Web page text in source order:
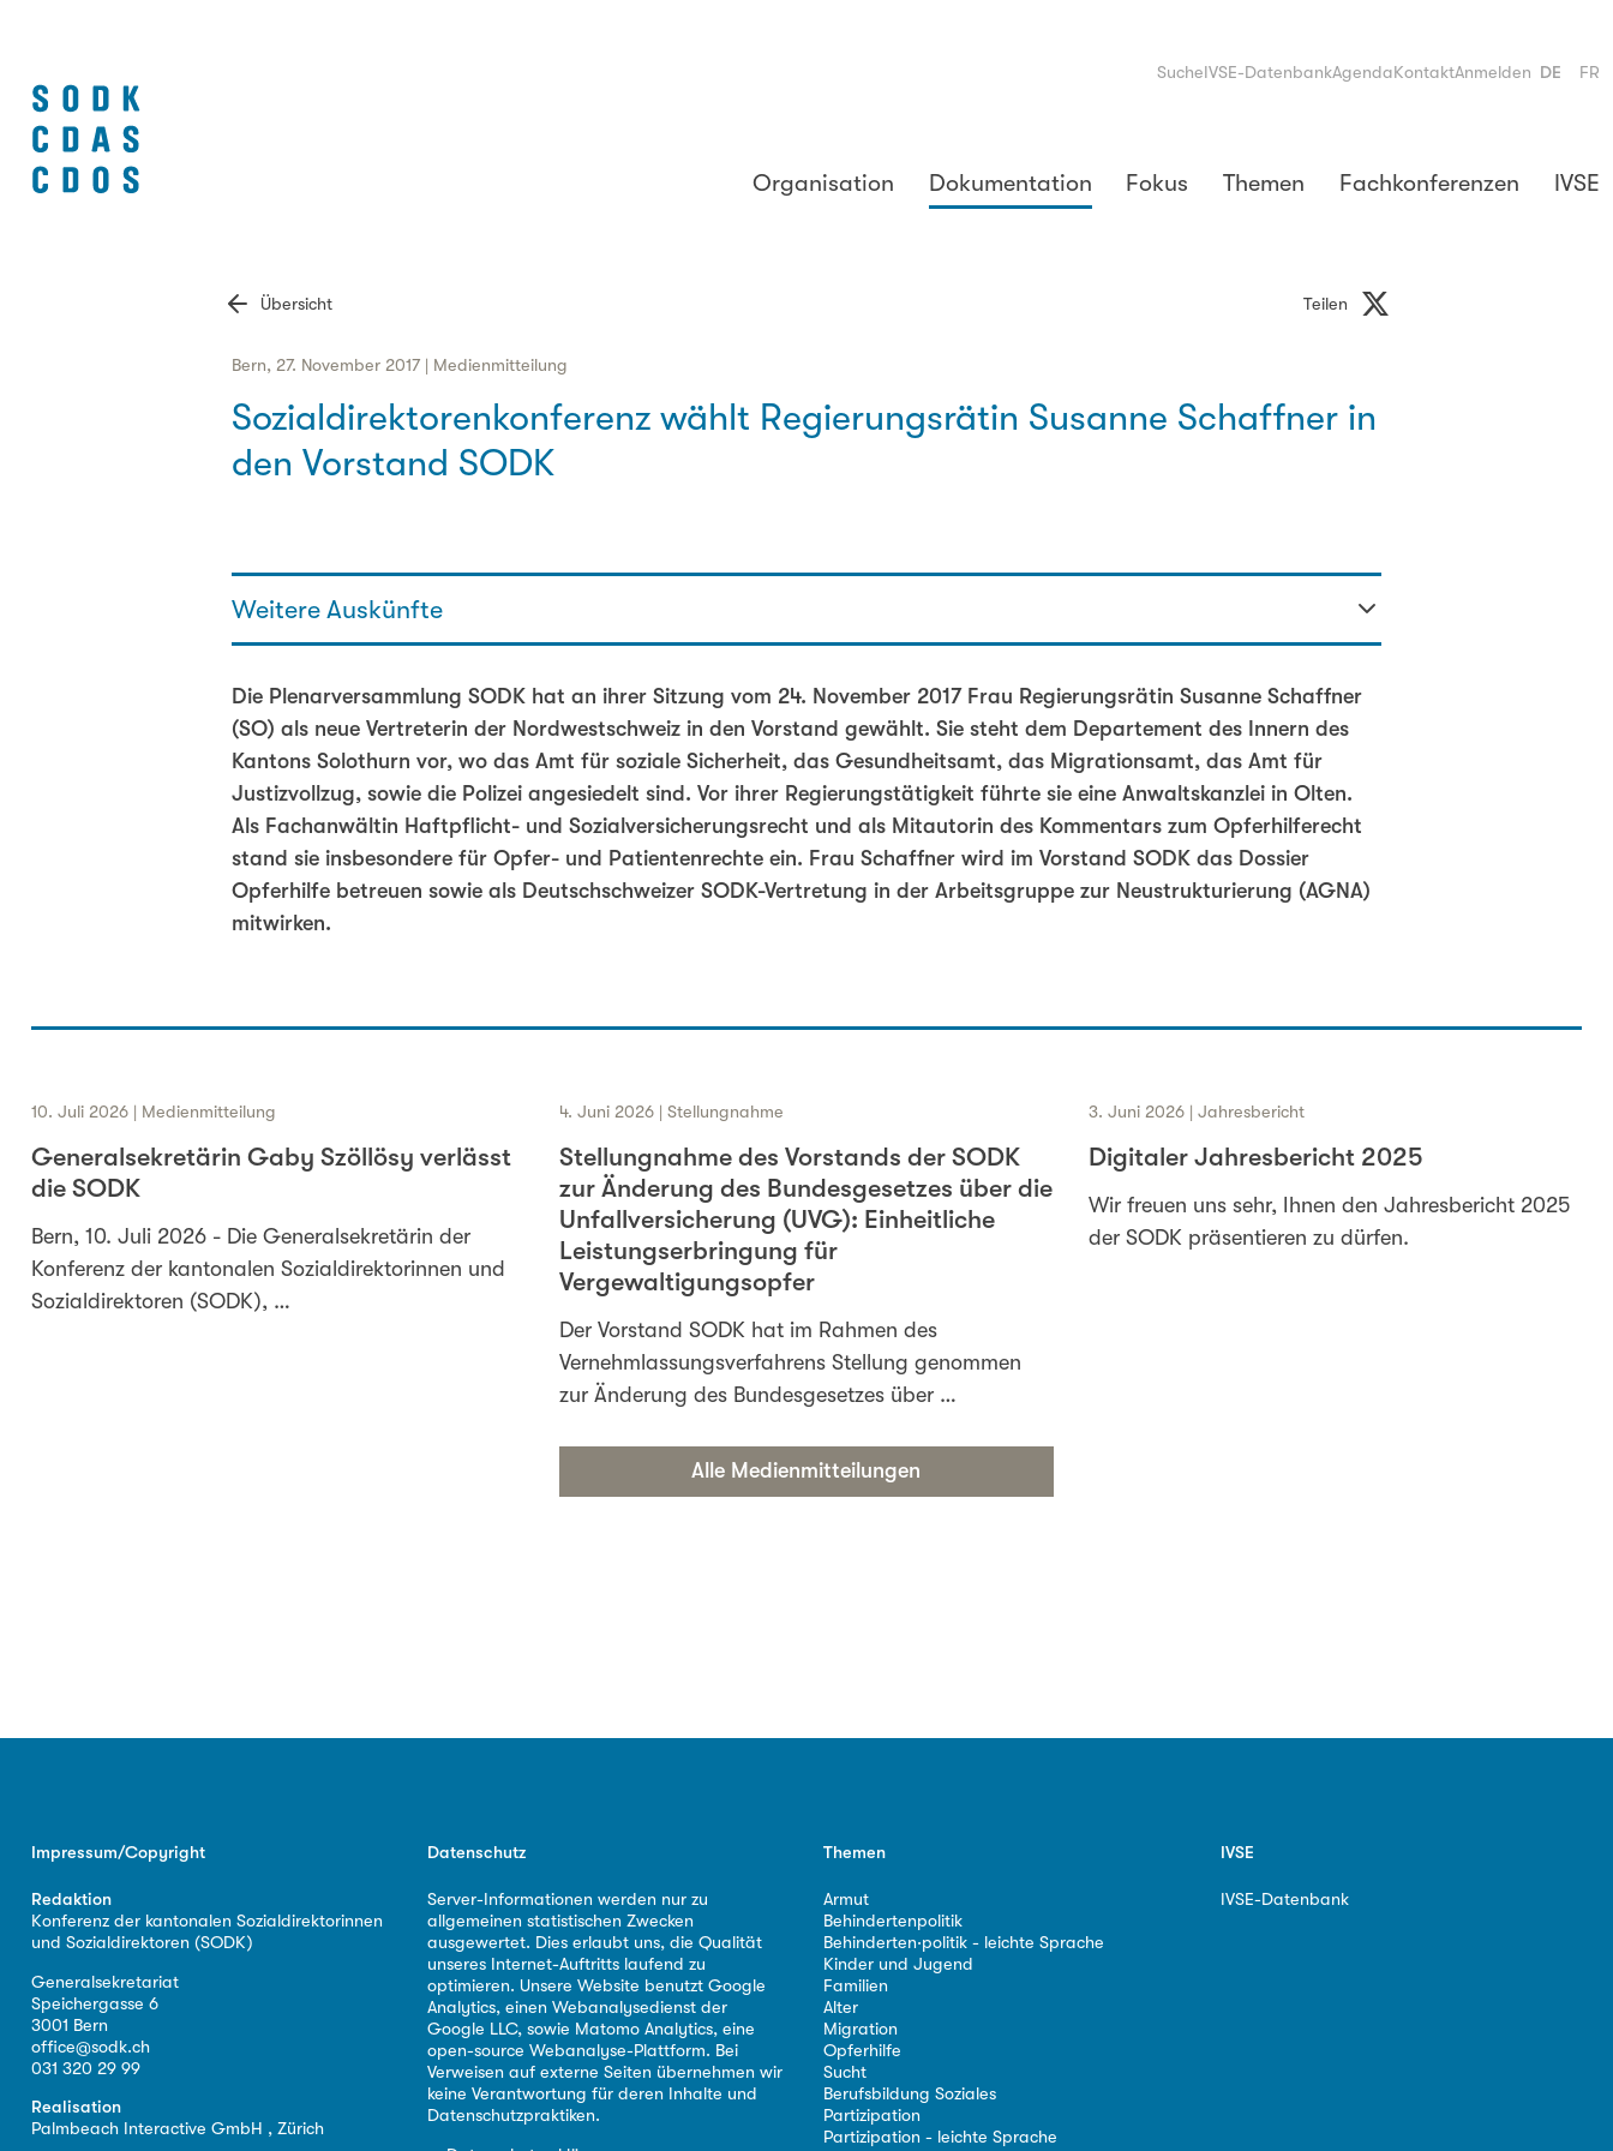
SucheIVSE-DatenbankAgendaKontaktAnmelden DE FR
Organisation Dokumentation Fokus Themen Fachkonferenzen IVSE
Übersicht Teilen
Bern, 27. November 2017 | Medienmitteilung
Sozialdirektorenkonferenz wählt Regierungsrätin Susanne Schaffner in
den Vorstand SODK
Weitere Auskünfte
Susanne Schaffner - Regierungsrätin
032 627 93 61
susanne.schaffner@ddi.so.ch
Gaby Szöllösy - Generalsekretärin
076 336 47 98
gaby.szoelloesy@sodk.ch
Die Plenarversammlung SODK hat an ihrer Sitzung vom 24. November 2017 Frau Regierungsrätin Susanne Schaffner
(SO) als neue Vertreterin der Nordwestschweiz in den Vorstand gewählt. Sie steht dem Departement des Innern des
Kantons Solothurn vor, wo das Amt für soziale Sicherheit, das Gesundheitsamt, das Migrationsamt, das Amt für
Justizvollzug, sowie die Polizei angesiedelt sind. Vor ihrer Regierungstätigkeit führte sie eine Anwaltskanzlei in Olten.
Als Fachanwältin Haftpflicht- und Sozialversicherungsrecht und als Mitautorin des Kommentars zum Opferhilferecht
stand sie insbesondere für Opfer- und Patientenrechte ein. Frau Schaffner wird im Vorstand SODK das Dossier
Opferhilfe betreuen sowie als Deutschschweizer SODK-Vertretung in der Arbeitsgruppe zur Neustrukturierung (AGNA)
mitwirken.
10. Juli 2026 | Medienmitteilung
Generalsekretärin Gaby Szöllösy verlässt
die SODK
Bern, 10. Juli 2026 - Die Generalsekretärin der
Konferenz der kantonalen Sozialdirektorinnen und
Sozialdirektoren (SODK), …
4. Juni 2026 | Stellungnahme
Stellungnahme des Vorstands der SODK
zur Änderung des Bundesgesetzes über die
Unfallversicherung (UVG): Einheitliche
Leistungserbringung für
Vergewaltigungsopfer
Der Vorstand SODK hat im Rahmen des
Vernehmlassungsverfahrens Stellung genommen
zur Änderung des Bundesgesetzes über …
3. Juni 2026 | Jahresbericht
Digitaler Jahresbericht 2025
Wir freuen uns sehr, Ihnen den Jahresbericht 2025
der SODK präsentieren zu dürfen.
Alle Medienmitteilungen
Impressum/Copyright
Redaktion
Konferenz der kantonalen Sozialdirektorinnen
und Sozialdirektoren (SODK)
Generalsekretariat
Speichergasse 6
3001 Bern
office@sodk.ch
031 320 29 99
Realisation
Palmbeach Interactive GmbH , Zürich
Datenschutz
Server-Informationen werden nur zu
allgemeinen statistischen Zwecken
ausgewertet. Dies erlaubt uns, die Qualität
unseres Internet-Auftritts laufend zu
optimieren. Unsere Website benutzt Google
Analytics, einen Webanalysedienst der
Google LLC, sowie Matomo Analytics, eine
open-source Webanalyse-Plattform. Bei
Verweisen auf externe Seiten übernehmen wir
keine Verantwortung für deren Inhalte und
Datenschutzpraktiken.
Themen
Armut
Behindertenpolitik
Behinderten·politik - leichte Sprache
Kinder und Jugend
Familien
Alter
Migration
Opferhilfe
Sucht
Berufsbildung Soziales
Partizipation
Partizipation - leichte Sprache
IVSE
IVSE-Datenbank